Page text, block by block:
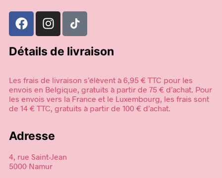
Détails de livraison
Les frais de livraison s’élèvent à 6,95 € TTC pour les
envois en Belgique, gratuits à partir de 75 € d’achat. Pour
les envois vers la France et le Luxembourg, les frais sont
de 14 € TTC, gratuits à partir de 100 € d’achat.
Adresse
4, rue Saint-Jean
5000 Namur